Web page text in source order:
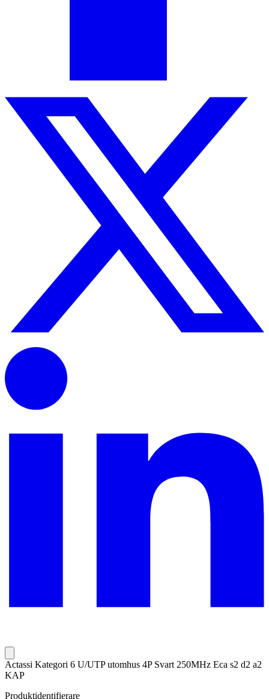
Actassi Kategori 6 U/UTP utomhus 4P Svart 250MHz Eca s2 d2 a2
KAP
Produktidentifierare